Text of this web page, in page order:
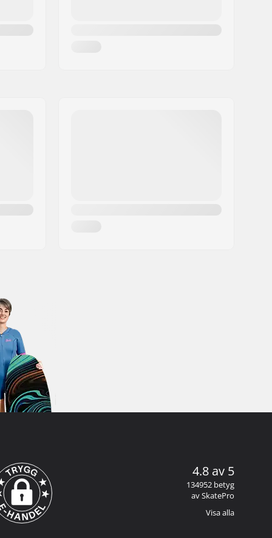
4.8 av 5
134952 betyg
av SkatePro
Visa alla